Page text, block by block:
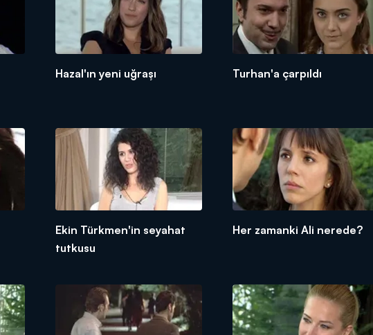
Hazal'ın yeni uğraşı Turhan'a çarpıldı
Ekin Türkmen'in seyahat
tutkusu
Her zamanki Ali nerede?